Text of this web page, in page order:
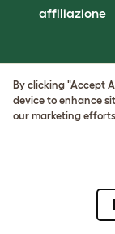
affiliazione
By clicking "Accept
device to enhance
our marketing